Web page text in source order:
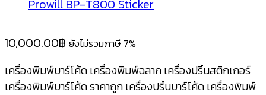
10,000.00฿ ยังไม่รวมภาษี 7%
เครื่องพิมพ์บาร์โค้ด เครื่องพิมพ์ฉลาก เครื่องปริ้นสติกเกอร์
เครื่องพิมพ์บาร์โค้ด ราคาถูก เครื่องปริ้นบาร์โค้ด เครื่องพิมพ์